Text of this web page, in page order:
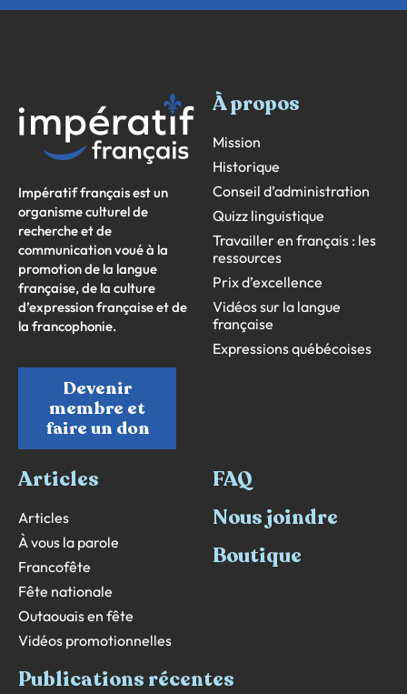
Impératif français est un
organisme culturel de
recherche et de
communication voué à la
promotion de la langue
française, de la culture
d’expression française et de
la francophonie.
Devenir
membre et
faire un don
À propos
Mission
Historique
Conseil d’administration
Quizz linguistique
Travailler en français : les
ressources
Prix d’excellence
Vidéos sur la langue
française
Expressions québécoises
Articles
Articles
À vous la parole
Francofête
Fête nationale
Outaouais en fête
Vidéos promotionnelles
FAQ
Nous joindre
Boutique
Publications récentes